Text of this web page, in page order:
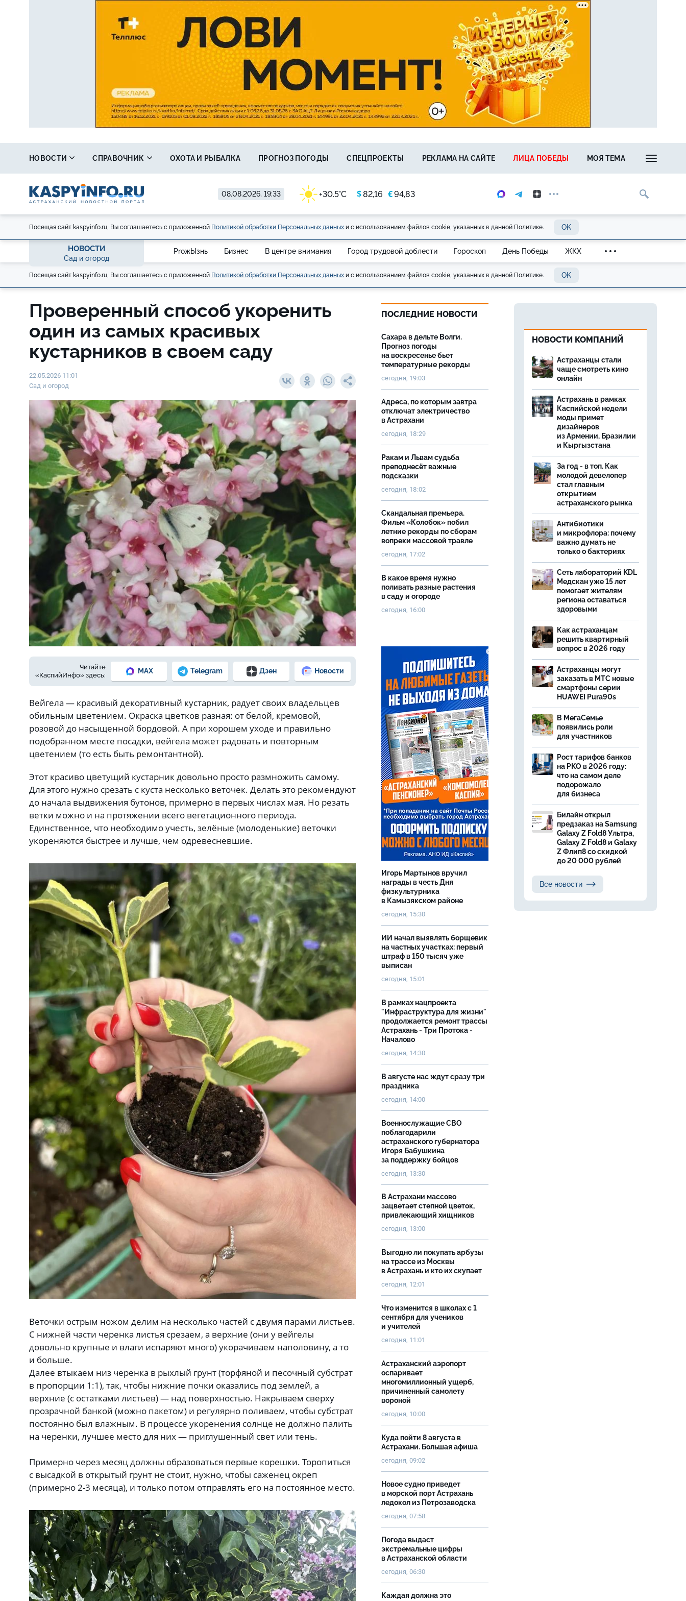
08.08.2026, 19:33 +30.5°C $82,16 €94,83
НОВОСТИ СПРАВОЧНИК ОХОТА И РЫБАЛКА ПРОГНОЗ ПОГОДЫ СПЕЦПРОЕКТЫ РЕКЛАМА НА САЙТЕ ЛИЦА ПОБЕДЫ МОЯ ТЕМА
Посещая сайт kaspyinfo.ru, Вы соглашаетесь с приложенной Политикой обработки Персональных данных и с использованием файлов cookie, указанных в данной Политике. OK
НОВОСТИ
Сад и огород
ProжЫзнь Бизнес В центре внимания Город трудовой доблести Гороскоп День Победы ЖКХ
Посещая сайт kaspyinfo.ru, Вы соглашаетесь с приложенной Политикой обработки Персональных данных и с использованием файлов cookie, указанных в данной Политике. OK
Проверенный способ укоренить
один из самых красивых
кустарников в своем саду
22.05.2026 11:01
Сад и огород
Фото: автора
Читайте
«КаспийИнфо» здесь:
MAX Telegram Дзен Новости
Вейгела — красивый декоративный кустарник, радует своих владельцев
обильным цветением. Окраска цветков разная: от белой, кремовой,
розовой до насыщенной бордовой. А при хорошем уходе и правильно
подобранном месте посадки, вейгела может радовать и повторным
цветением (то есть быть ремонтантной).
Этот красиво цветущий кустарник довольно просто размножить самому.
Для этого нужно срезать с куста несколько веточек. Делать это рекомендуют
до начала выдвижения бутонов, примерно в первых числах мая. Но резать
ветки можно и на протяжении всего вегетационного периода.
Единственное, что необходимо учесть, зелёные (молоденькие) веточки
укореняются быстрее и лучше, чем одревесневшие.
Веточки острым ножом делим на несколько частей с двумя парами листьев.
С нижней части черенка листья срезаем, а верхние (они у вейгелы
довольно крупные и влаги испаряют много) укорачиваем наполовину, а то
и больше.
Далее втыкаем низ черенка в рыхлый грунт (торфяной и песочный субстрат
в пропорции 1:1), так, чтобы нижние почки оказались под землей, а
верхние (с остатками листьев) — над поверхностью. Накрываем сверху
прозрачной банкой (можно пакетом) и регулярно поливаем, чтобы субстрат
постоянно был влажным. В процессе укоренения солнце не должно палить
на черенки, лучшее место для них — приглушенный свет или тень.
Примерно через месяц должны образоваться первые корешки. Торопиться
с высадкой в открытый грунт не стоит, нужно, чтобы саженец окреп
(примерно 2-3 месяца), и только потом отправлять его на постоянное место.
ПОСЛЕДНИЕ НОВОСТИ
Сахара в дельте Волги.
Прогноз погоды
на воскресенье бьет
температурные рекорды
сегодня, 19:03
Адреса, по которым завтра
отключат электричество
в Астрахани
сегодня, 18:29
Ракам и Львам судьба
преподнесёт важные
подсказки
сегодня, 18:02
Скандальная премьера.
Фильм «Колобок» побил
летние рекорды по сборам
вопреки массовой травле
сегодня, 17:02
В какое время нужно
поливать разные растения
в саду и огороде
сегодня, 16:00
Игорь Мартынов вручил
награды в честь Дня
физкультурника
в Камызякском районе
сегодня, 15:30
ИИ начал выявлять борщевик
на частных участках: первый
штраф в 150 тысяч уже
выписан
сегодня, 15:01
В рамках нацпроекта
"Инфраструктура для жизни"
продолжается ремонт трассы
Астрахань - Три Протока -
Началово
сегодня, 14:30
В августе нас ждут сразу три
праздника
сегодня, 14:00
Военнослужащие СВО
поблагодарили
астраханского губернатора
Игоря Бабушкина
за поддержку бойцов
сегодня, 13:30
В Астрахани массово
зацветает степной цветок,
привлекающий хищников
сегодня, 13:00
Выгодно ли покупать арбузы
на трассе из Москвы
в Астрахань и кто их скупает
сегодня, 12:01
Что изменится в школах с 1
сентября для учеников
и учителей
сегодня, 11:01
Астраханский аэропорт
оспаривает
многомиллионный ущерб,
причиненный самолету
вороной
сегодня, 10:00
Куда пойти 8 августа в
Астрахани. Большая афиша
сегодня, 09:02
Новое судно приведет
в морской порт Астрахань
ледокол из Петрозаводска
сегодня, 07:58
Погода выдаст
экстремальные цифры
в Астраханской области
сегодня, 06:30
Каждая должна это
НОВОСТИ КОМПАНИЙ
Астраханцы стали
чаще смотреть кино
онлайн
Астрахань в рамках
Каспийской недели
моды примет
дизайнеров
из Армении, Бразилии
и Кыргызстана
За год - в топ. Как
молодой девелопер
стал главным
открытием
астраханского рынка
Антибиотики
и микрофлора: почему
важно думать не
только о бактериях
Сеть лабораторий KDL
Медскан уже 15 лет
помогает жителям
региона оставаться
здоровыми
Как астраханцам
решить квартирный
вопрос в 2026 году
Астраханцы могут
заказать в МТС новые
смартфоны серии
HUAWEI Pura90s
В МегаСемье
появились роли
для участников
Рост тарифов банков
на РКО в 2026 году:
что на самом деле
подорожало
для бизнеса
Билайн открыл
предзаказ на Samsung
Galaxy Z Fold8 Ультра,
Galaxy Z Fold8 и Galaxy
Z Флип8 со скидкой
до 20 000 рублей
Все новости